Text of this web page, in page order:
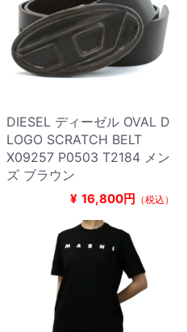
DIESEL ディーゼル OVAL D
LOGO SCRATCH BELT
X09257 P0503 T2184 メン
ズ ブラウン
¥ 16,800円 （税込）